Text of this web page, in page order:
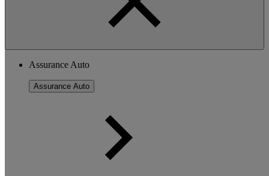
Assurance Auto
Assurance Auto